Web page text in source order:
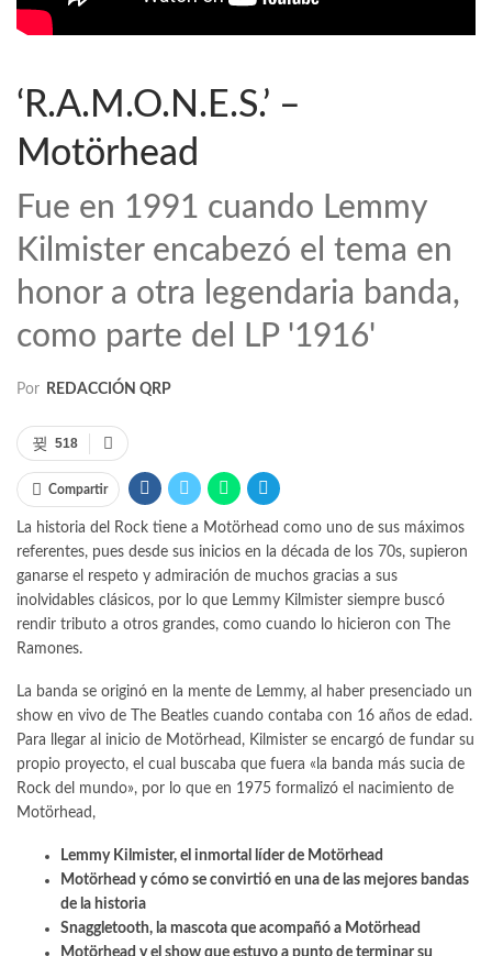
‘R.A.M.O.N.E.S.’ –
Motörhead
Fue en 1991 cuando Lemmy
Kilmister encabezó el tema en
honor a otra legendaria banda,
como parte del LP '1916'
Por REDACCIÓN QRP
518
Compartir
La historia del Rock tiene a Motörhead como uno de sus máximos
referentes, pues desde sus inicios en la década de los 70s, supieron
ganarse el respeto y admiración de muchos gracias a sus
inolvidables clásicos, por lo que Lemmy Kilmister siempre buscó
rendir tributo a otros grandes, como cuando lo hicieron con The
Ramones.
La banda se originó en la mente de Lemmy, al haber presenciado un
show en vivo de The Beatles cuando contaba con 16 años de edad.
Para llegar al inicio de Motörhead, Kilmister se encargó de fundar su
propio proyecto, el cual buscaba que fuera «la banda más sucia de
Rock del mundo», por lo que en 1975 formalizó el nacimiento de
Motörhead,
Lemmy Kilmister, el inmortal líder de Motörhead
Motörhead y cómo se convirtió en una de las mejores bandas
de la historia
Snaggletooth, la mascota que acompañó a Motörhead